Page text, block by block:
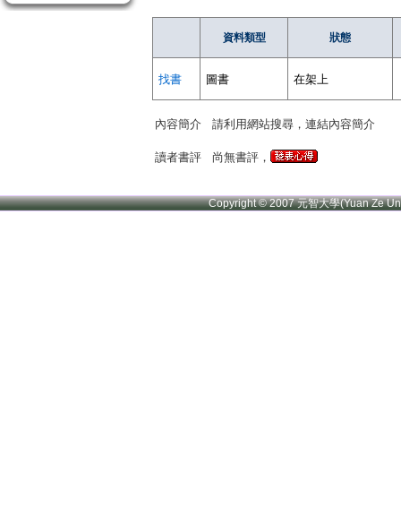
資料類型 狀態
找書 圖書 在架上
內容簡介 請利用網站搜尋，連結內容簡介
讀者書評 尚無書評，
Copyright © 2007 元智大學(Yuan Ze